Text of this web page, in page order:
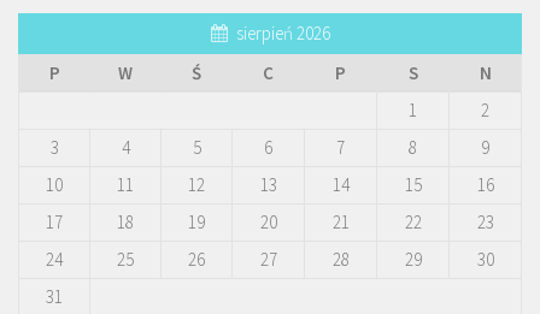
sierpień 2026
P
W Ś C P S
N
1
2
3
4 5 6 7 8
9
10
11 12 13 14 15
16
17
18 19 20 21 22
23
24
25 26 27 28 29
30
31